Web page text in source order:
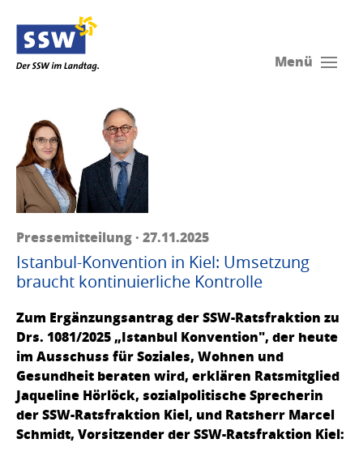
Menü
Pressemitteilung · 27.11.2025
Istanbul-Konvention in Kiel: Umsetzung
braucht kontinuierliche Kontrolle
Zum Ergänzungsantrag der SSW-Ratsfraktion zu
Drs. 1081/2025 „Istanbul Konvention", der heute
im Ausschuss für Soziales, Wohnen und
Gesundheit beraten wird, erklären Ratsmitglied
Jaqueline Hörlöck, sozialpolitische Sprecherin
der SSW-Ratsfraktion Kiel, und Ratsherr Marcel
Schmidt, Vorsitzender der SSW-Ratsfraktion Kiel: